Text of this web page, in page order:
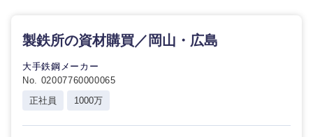
鳥取県 島根県
岡山県
製鉄所の資材購買／岡山・広島
大手鉄鋼メーカー
No. 02007760000065
正社員
1000万